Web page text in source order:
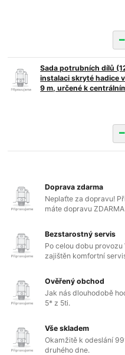
Sada potrubních dílů
instalaci skryté hadice
9 m, určené k
Doprava zdarma
Neplaťte za dopravu!
máte dopravu
Bezstarostný servis
Po celou dobu
zajištěn komfortní
Ověřený obchod
Jak nás dlouhodobě
5* z 5ti.
Vše skladem
Okamžitě k odeslání
druhého dne.